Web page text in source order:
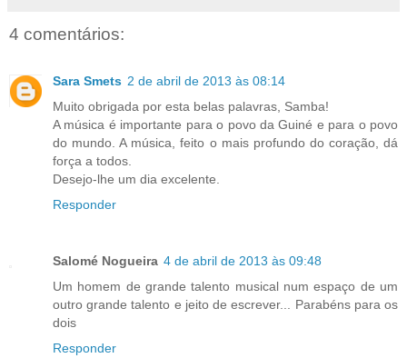
4 comentários:
Sara Smets 2 de abril de 2013 às 08:14
Muito obrigada por esta belas palavras, Samba!
A música é importante para o povo da Guiné e para o povo
do mundo. A música, feito o mais profundo do coração, dá
força a todos.
Desejo-lhe um dia excelente.
Responder
Salomé Nogueira 4 de abril de 2013 às 09:48
Um homem de grande talento musical num espaço de um
outro grande talento e jeito de escrever... Parabéns para os
dois
Responder